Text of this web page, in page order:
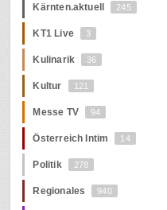
Kärnten.aktuell 245
KT1 Live 3
Kulinarik 36
Kultur 121
Messe TV 94
Österreich Intim 14
Politik 278
Regionales 940